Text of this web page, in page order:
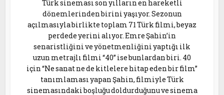
Türk sineması son yılların en hareketli
dönemlerinden birini yaşıyor. Sezonun
açılmasıyla birlikte toplam 71 Türk filmi, beyaz
perdede yerini alıyor. Emre Şahin’in
senaristliğini ve yönetmenliğini yaptığı ilk
uzun metrajlı filmi “40” ise bunlardan biri. 40
için “Ne sanat ne de kitlelere hitap eden bir film”
tanımlaması yapan Şahin, filmiyle Türk
sinemasındaki boşluğu doldurduğunu ve sinema